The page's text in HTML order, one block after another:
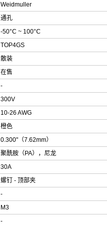
Weidmuller
通孔
-50°C ~ 100°C
TOP4GS
散装
在售
-
300V
10-26 AWG
橙色
0.300"（7.62mm）
聚酰胺（PA），尼龙
30A
螺钉 - 顶部夹
-
M3
-